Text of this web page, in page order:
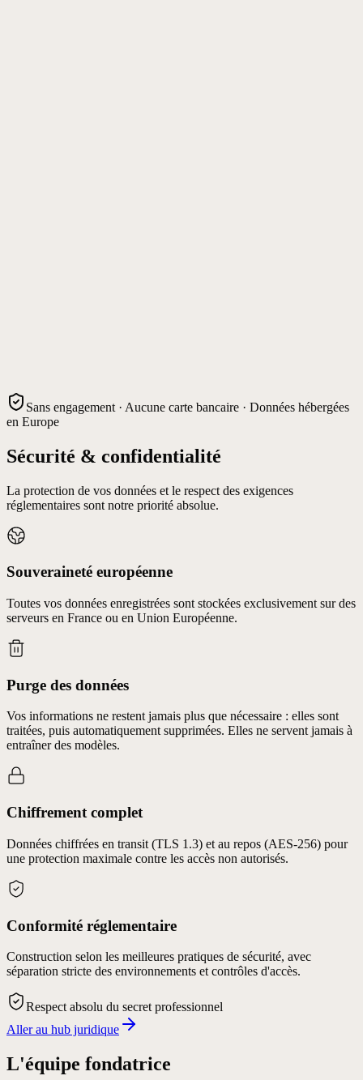
Sans engagement · Aucune carte bancaire · Données hébergées
en Europe
Sécurité & confidentialité
La protection de vos données et le respect des exigences
réglementaires sont notre priorité absolue.
Souveraineté européenne
Toutes vos données enregistrées sont stockées exclusivement sur des
serveurs en France ou en Union Européenne.
Purge des données
Vos informations ne restent jamais plus que nécessaire : elles sont
traitées, puis automatiquement supprimées. Elles ne servent jamais à
entraîner des modèles.
Chiffrement complet
Données chiffrées en transit (TLS 1.3) et au repos (AES-256) pour
une protection maximale contre les accès non autorisés.
Conformité réglementaire
Construction selon les meilleures pratiques de sécurité, avec
séparation stricte des environnements et contrôles d'accès.
Respect absolu du secret professionnel
Aller au hub juridique
L'équipe fondatrice